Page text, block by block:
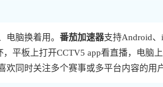
电脑换着用。 番茄加速器支持Android、
平板上打开CCTV5 app看直播，电脑
同时关注多个赛事或多平台内容的用